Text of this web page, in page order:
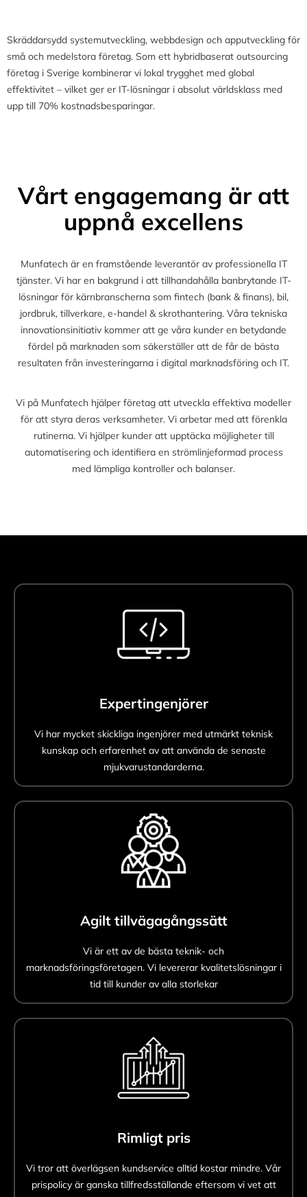
Skräddarsydd systemutveckling, webbdesign och apputveckling för
små och medelstora företag. Som ett hybridbaserat outsourcing
företag i Sverige kombinerar vi lokal trygghet med global
effektivitet – vilket ger er IT-lösningar i absolut världsklass med
upp till 70% kostnadsbesparingar.
Vårt engagemang är att
uppnå excellens
Munfatech är en framstående leverantör av professionella IT
tjänster. Vi har en bakgrund i att tillhandahålla banbrytande IT-
lösningar för kärnbranscherna som fintech (bank & finans), bil,
jordbruk, tillverkare, e-handel & skrothantering. Våra tekniska
innovationsinitiativ kommer att ge våra kunder en betydande
fördel på marknaden som säkerställer att de får de bästa
resultaten från investeringarna i digital marknadsföring och IT.
Vi på Munfatech hjälper företag att utveckla effektiva modeller
för att styra deras verksamheter. Vi arbetar med att förenkla
rutinerna. Vi hjälper kunder att upptäcka möjligheter till
automatisering och identifiera en strömlinjeformad process
med lämpliga kontroller och balanser.
Expertingenjörer
Vi har mycket skickliga ingenjörer med utmärkt teknisk
kunskap och erfarenhet av att använda de senaste
mjukvarustandarderna.
Agilt tillvägagångssätt
Vi är ett av de bästa teknik- och
marknadsföringsföretagen. Vi levererar kvalitetslösningar i
tid till kunder av alla storlekar
Rimligt pris
Vi tror att överlägsen kundservice alltid kostar mindre. Vår
prispolicy är ganska tillfredsställande eftersom vi vet att